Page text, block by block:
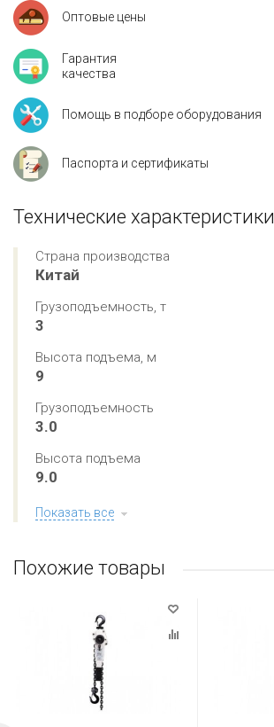
Оптовые цены
Гарантия
качества
Помощь в подборе оборудования
Паспорта и сертификаты
Технические характеристики
Страна производства
Китай
Грузоподъемность, т
3
Высота подъема, м
9
Грузоподъемность
3.0
Высота подъема
9.0
Показать все
Похожие товары